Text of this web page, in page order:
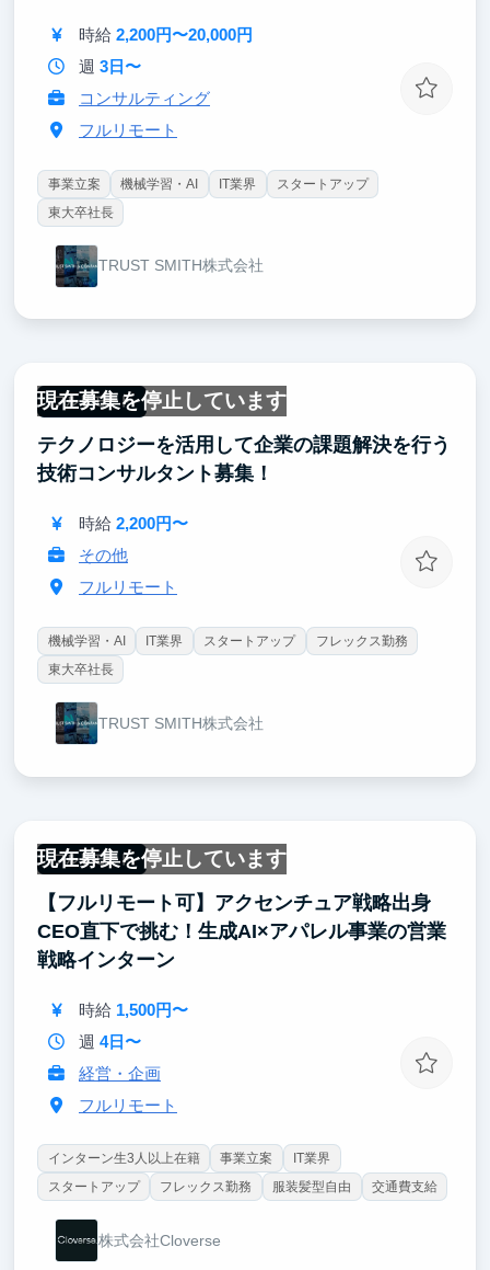
時給 2,200円〜20,000円
週 3日〜
コンサルティング
フルリモート
事業立案 機械学習・AI IT業界
スタートアップ
東大卒社長
TRUST SMITH株式会社
現在募集を停止しています
フルリモート
テクノロジーを活用して企業の課題解決を行う
技術コンサルタント募集！
時給 2,200円〜
その他
フルリモート
機械学習・AI IT業界 スタートアップ
フレックス勤務
東大卒社長
TRUST SMITH株式会社
現在募集を停止しています
フルリモート
【フルリモート可】アクセンチュア戦略出身
CEO直下で挑む！生成AI×アパレル事業の営業
戦略インターン
時給 1,500円〜
週 4日〜
経営・企画
フルリモート
インターン生3人以上在籍 事業立案
IT業界
スタートアップ
フレックス勤務 服装髪型自由 交通費支給
株式会社Cloverse